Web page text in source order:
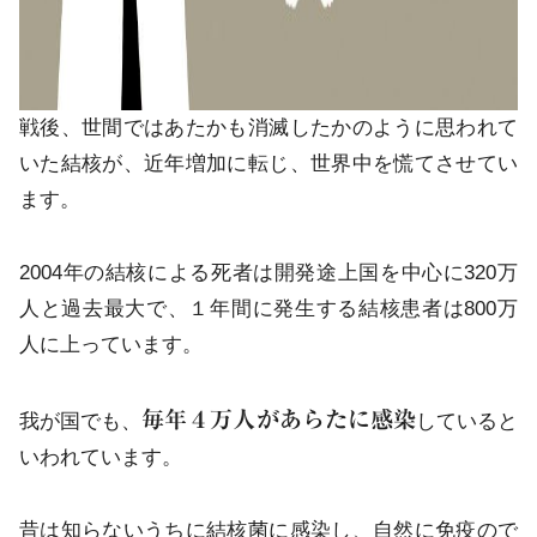
戦後、世間ではあたかも消滅したかのように思われて
いた結核が、近年増加に転じ、世界中を慌てさせてい
ます。
2004年の結核による死者は開発途上国を中心に320万
人と過去最大で、１年間に発生する結核患者は800万
人に上っています。
我が国でも、 毎年４万人があらたに感染していると
いわれています。
昔は知らないうちに結核菌に感染し、自然に免疫ので